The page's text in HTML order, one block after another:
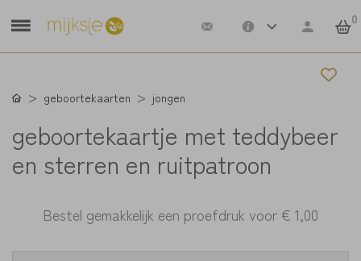
0
geboortekaarten jongen
geboortekaartje met teddybeer
en sterren en ruitpatroon
Bestel gemakkelijk een proefdruk voor€ 1,00